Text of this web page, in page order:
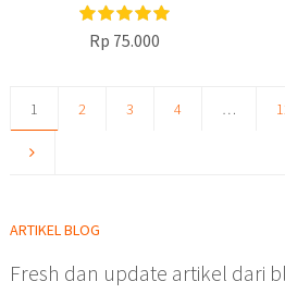
Rp 75.000
1 2 3 4 …
ARTIKEL BLOG
Fresh dan update artikel dari